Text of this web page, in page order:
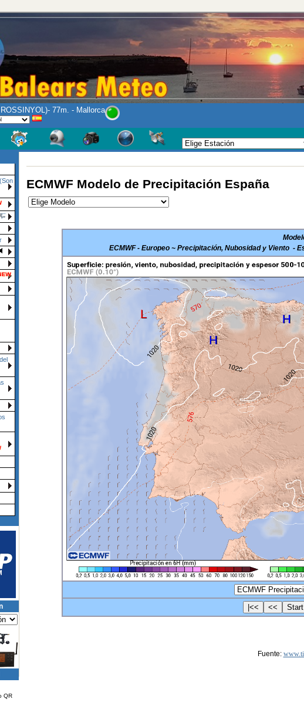
77m. - Mallorca
QR
ECMWF Modelo de Precipitación España
ECMWF - Europeo ~ Precipitación, Nubosidad y Viento -
Fuente: